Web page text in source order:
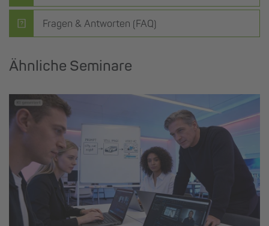
Fragen & Antworten (FAQ)
Ähnliche Seminare